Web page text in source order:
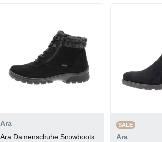
Ara
Ara Damenschuhe Snowboots
SALE
Ara